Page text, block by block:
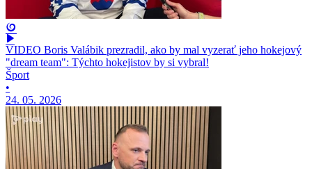
VIDEO Boris Valábik prezradil, ako by mal vyzerať jeho hokejový
"dream team": Týchto hokejistov by si vybral!
Šport
•
24. 05. 2026